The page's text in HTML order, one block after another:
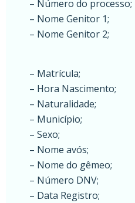
– Número do processo;
– Nome Genitor 1;
– Nome Genitor 2;
– Matrícula;
– Hora Nascimento;
– Naturalidade;
– Município;
– Sexo;
– Nome avós;
– Nome do gêmeo;
– Número DNV;
– Data Registro;